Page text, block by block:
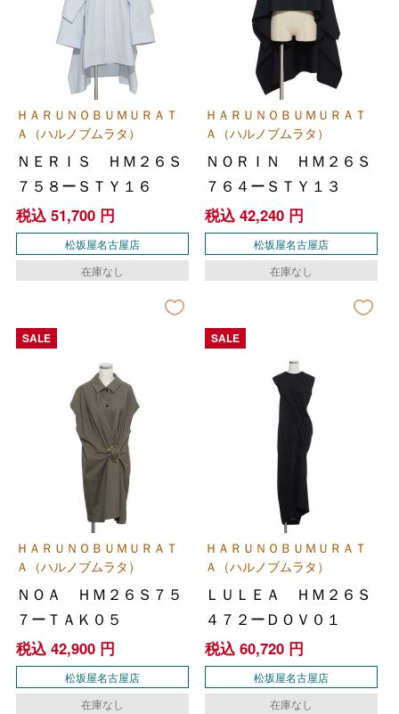
ＨＡＲＵＮＯＢＵＭＵＲＡＴ
Ａ（ハルノブムラタ）
ＮＥＲＩＳ ＨＭ２６Ｓ
７５８ーＳＴＹ１６
税込 51,700円
松坂屋名古屋店
在庫なし
ＨＡＲＵＮＯＢＵＭＵＲＡＴ
Ａ（ハルノブムラタ）
ＮＯＲＩＮ ＨＭ２６Ｓ
７６４ーＳＴＹ１３
税込 42,240円
松坂屋名古屋店
在庫なし
SALE
ＨＡＲＵＮＯＢＵＭＵＲＡＴ
Ａ（ハルノブムラタ）
ＮＯＡ ＨＭ２６Ｓ７５
７ーＴＡＫ０５
税込 42,900円
松坂屋名古屋店
在庫なし
SALE
ＨＡＲＵＮＯＢＵＭＵＲＡＴ
Ａ（ハルノブムラタ）
ＬＵＬＥＡ ＨＭ２６Ｓ
４７２ーＤＯＶ０１
税込 60,720円
松坂屋名古屋店
在庫なし